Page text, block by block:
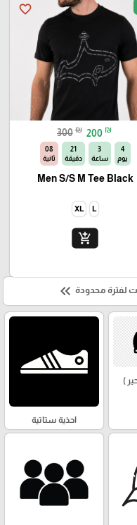
favorite_border
300 ₪ 200 ₪
4
يوم
3
ساعة
21
دقيقة
06
ثانية
Men S/S M Tee Black
L
XL
add_shopping_cart
محدودة keyboard_double_arrow_left
)
احذية ستاتية